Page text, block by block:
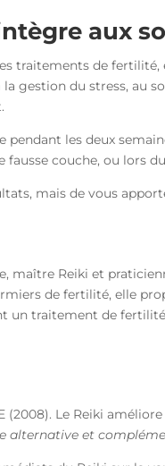
aux
traitements de fertilité,
gestion du stress, au
les deux
fausse couche, ou lors
mais de vous
maître Reiki et
de fertilité, elle
un traitement de
(2008). Le Reiki
alternative et